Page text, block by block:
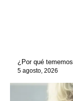
¿Por qué
5 agosto, 2026